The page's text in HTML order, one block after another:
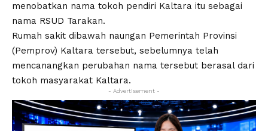
menobatkan nama tokoh pendiri Kaltara itu sebagai
nama RSUD Tarakan.
Rumah sakit dibawah naungan Pemerintah Provinsi
(Pemprov) Kaltara tersebut, sebelumnya telah
mencanangkan perubahan nama tersebut berasal dari
tokoh masyarakat Kaltara.
- Advertisement -